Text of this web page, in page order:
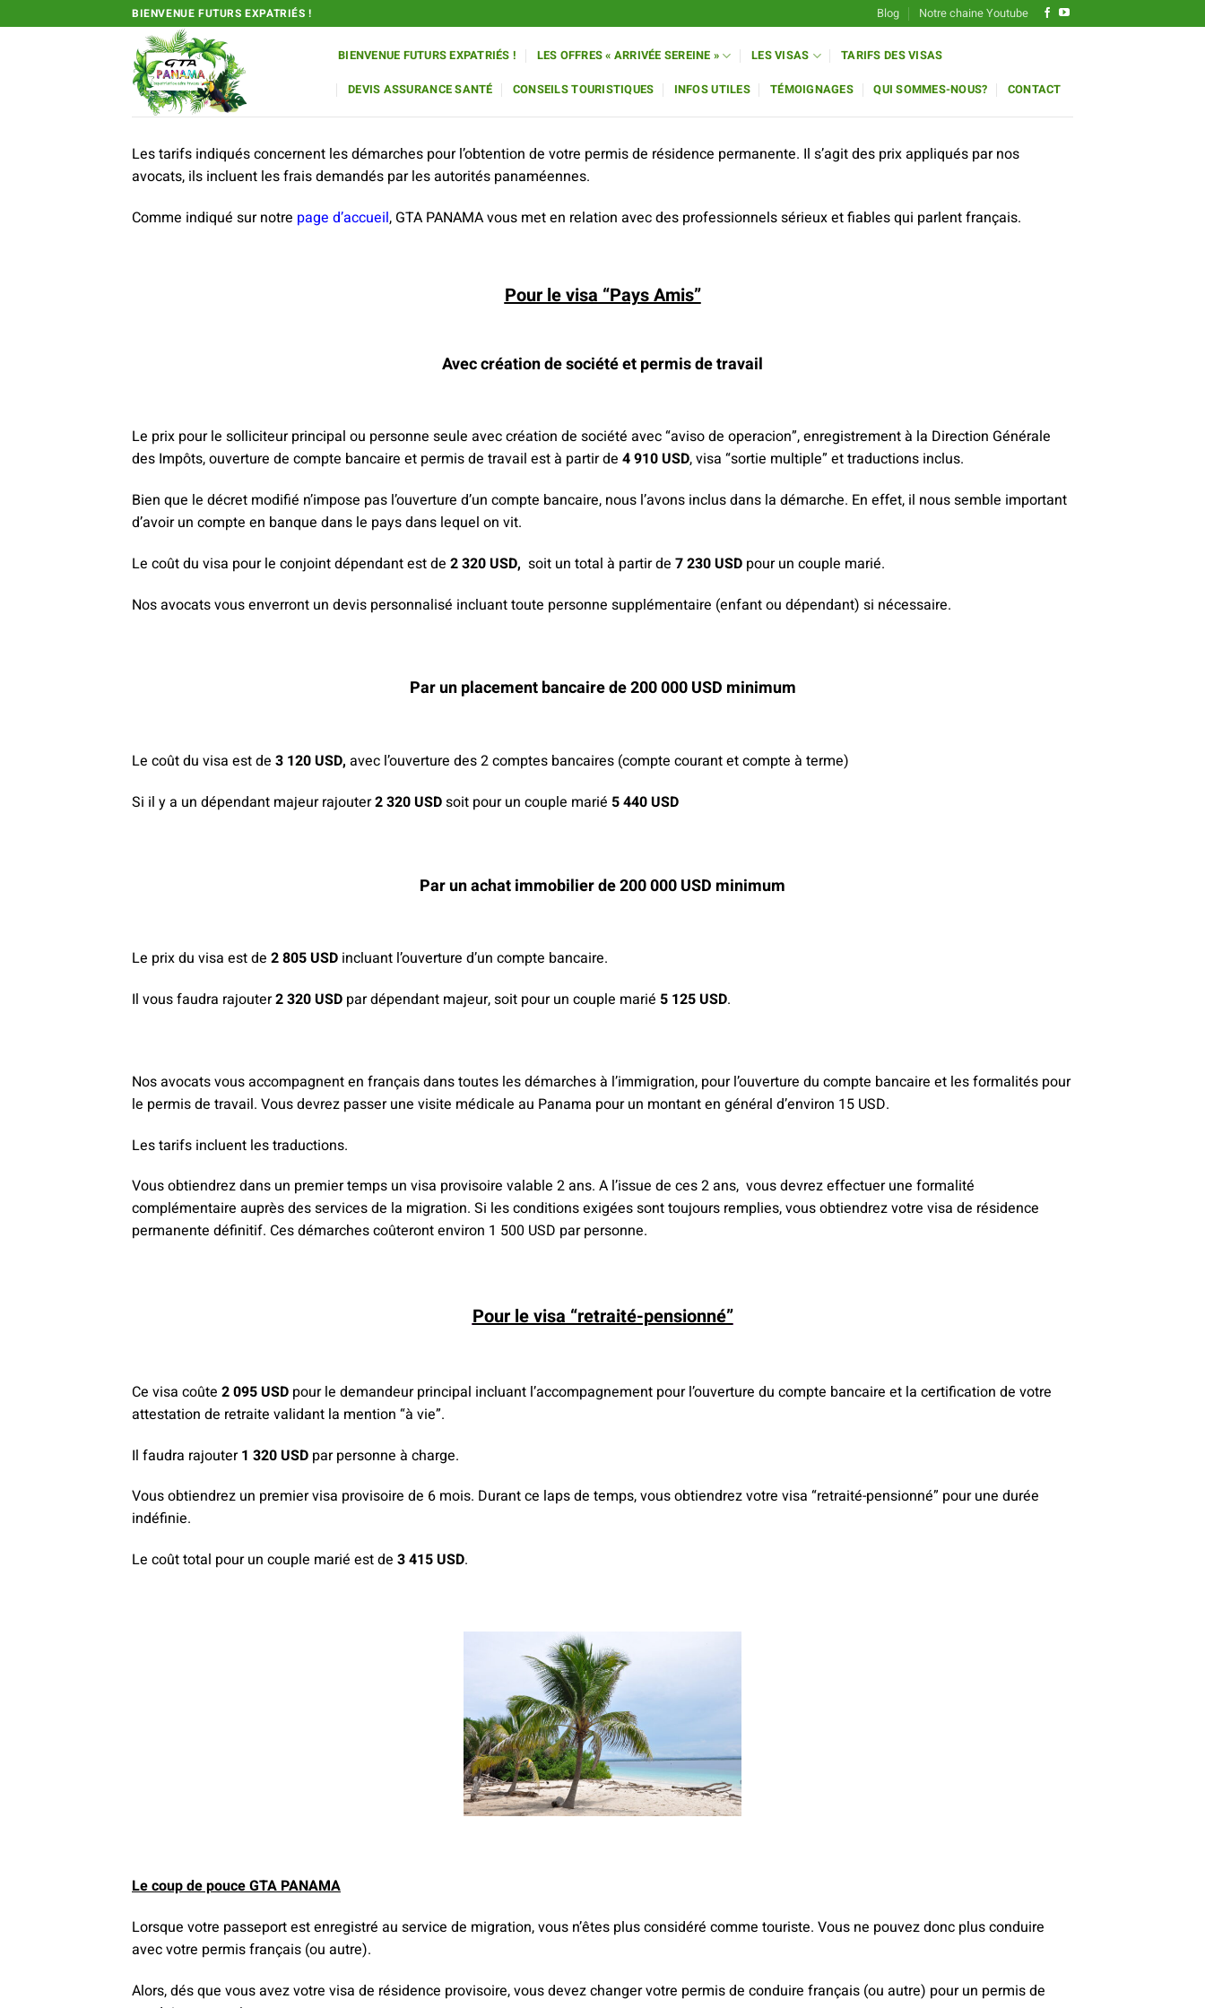
au
BIENVENUE FUTURS EXPATRIÉS ! Blog Notre chaine Youtube
BIENVENUE FUTURS EXPATRIÉS ! LES OFFRES « ARRIVÉE SEREINE » LES VISAS TARIFS DES VISAS
DEVIS ASSURANCE SANTÉ CONSEILS TOURISTIQUES INFOS UTILES TÉMOIGNAGES QUI SOMMES-NOUS? CONTACT
Les tarifs indiqués concernent les démarches pour l’obtention de votre permis de résidence permanente. Il s’agit des prix appliqués par nos
avocats, ils incluent les frais demandés par les autorités panaméennes.
Comme indiqué sur notre page d’accueil, GTA PANAMA vous met en relation avec des professionnels sérieux et fiables qui parlent français.
Pour le visa “Pays Amis”
Avec création de société et permis de travail
Le prix pour le solliciteur principal ou personne seule avec création de société avec “aviso de operacion”, enregistrement à la Direction Générale
des Impôts, ouverture de compte bancaire et permis de travail est à partir de 4 910 USD, visa “sortie multiple” et traductions inclus.
Bien que le décret modifié n’impose pas l’ouverture d’un compte bancaire, nous l’avons inclus dans la démarche. En effet, il nous semble important
d’avoir un compte en banque dans le pays dans lequel on vit.
Le coût du visa pour le conjoint dépendant est de 2 320 USD, soit un total à partir de 7 230 USD pour un couple marié.
Nos avocats vous enverront un devis personnalisé incluant toute personne supplémentaire (enfant ou dépendant) si nécessaire.
Par un placement bancaire de 200 000 USD minimum
Le coût du visa est de 3 120 USD, avec l’ouverture des 2 comptes bancaires (compte courant et compte à terme)
Si il y a un dépendant majeur rajouter2 320 USDsoit pour un couple marié 5 440 USD
Par un achat immobilier de 200 000 USD minimum
Le prix du visa est de 2 805 USD incluant l’ouverture d’un compte bancaire.
Il vous faudra rajouter2 320 USD par dépendant majeur, soit pour un couple marié 5 125 USD.
Nos avocats vous accompagnent en français dans toutes les démarches à l’immigration, pour l’ouverture du compte bancaire et les formalités pour
le permis de travail. Vous devrez passer une visite médicale au Panama pour un montant en général d’environ 15 USD.
Les tarifs incluent les traductions.
Vous obtiendrez dans un premier temps un visa provisoire valable 2 ans. A l’issue de ces 2 ans, vous devrez effectuer une formalité
complémentaire auprès des services de la migration. Si les conditions exigées sont toujours remplies, vous obtiendrez votre visa de résidence
permanente définitif. Ces démarches coûteront environ 1 500 USD par personne.
Pour le visa “retraité-pensionné”
Ce visa coûte 2 095 USD pour le demandeur principal incluant l’accompagnement pour l’ouverture du compte bancaire et la certification de votre
attestation de retraite validant la mention “à vie”.
Il faudra rajouter1 320 USD par personne à charge.
Vous obtiendrez un premier visa provisoire de 6 mois. Durant ce laps de temps, vous obtiendrez votre visa “retraité-pensionné” pour une durée
indéfinie.
Le coût total pour un couple marié est de 3 415 USD.
Le coup de pouce GTA PANAMA
Lorsque votre passeport est enregistré au service de migration, vous n’êtes plus considéré comme touriste. Vous ne pouvez donc plus conduire
avec votre permis français (ou autre).
Alors, dés que vous avez votre visa de résidence provisoire, vous devez changer votre permis de conduire français (ou autre) pour un permis de